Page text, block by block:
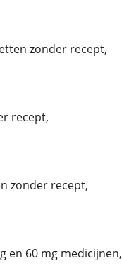
zonder recept,
recept,
zonder recept,
en 60 mg medicijnen,